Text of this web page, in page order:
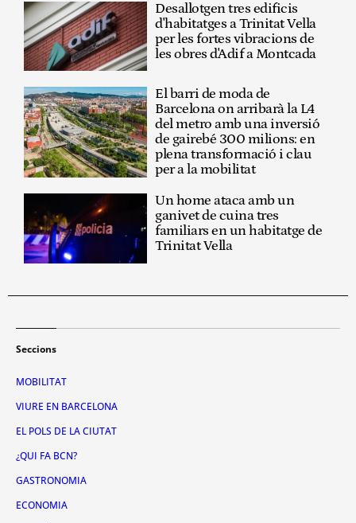
Desallotgen tres edificis
d'habitatges a Trinitat Vella
per les fortes vibracions de
les obres d'Adif a Montcada
El barri de moda de
Barcelona on arribarà la L4
del metro amb una inversió
de gairebé 300 milions: en
plena transformació i clau
per a la mobilitat
Un home ataca amb un
ganivet de cuina tres
familiars en un habitatge de
Trinitat Vella
Seccions
MOBILITAT
VIURE EN BARCELONA
EL POLS DE LA CIUTAT
¿QUI FA BCN?
GASTRONOMIA
ECONOMIA